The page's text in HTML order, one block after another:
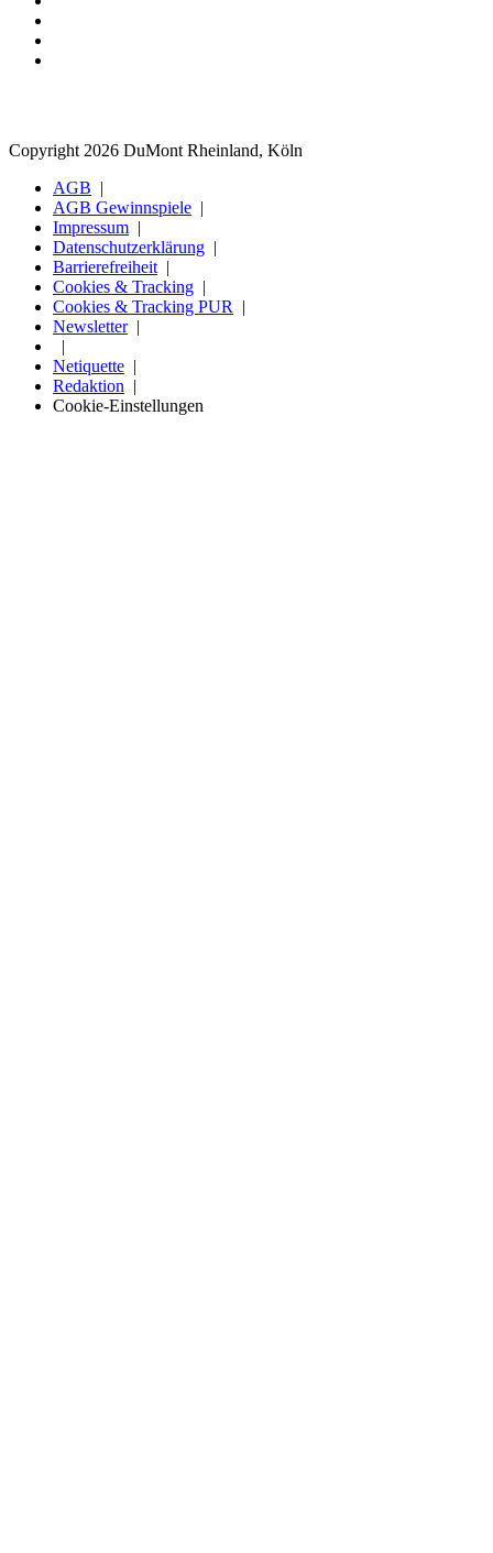
Copyright 2026 DuMont Rheinland, Köln
AGB
AGB Gewinnspiele
Impressum
Datenschutzerklärung
Barrierefreiheit
Cookies & Tracking
Cookies & Tracking PUR
Newsletter
Netiquette
Redaktion
Cookie-Einstellungen